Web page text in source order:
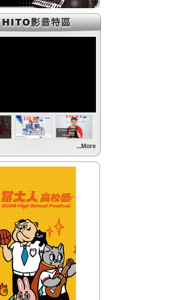
【HitFm正在進行】
(中部)
(南部)
流行最前線
(宜蘭)
流行最前線
MORNING YI-LAN
【HitFm正在進行】
(花東)
流行最精選
...More